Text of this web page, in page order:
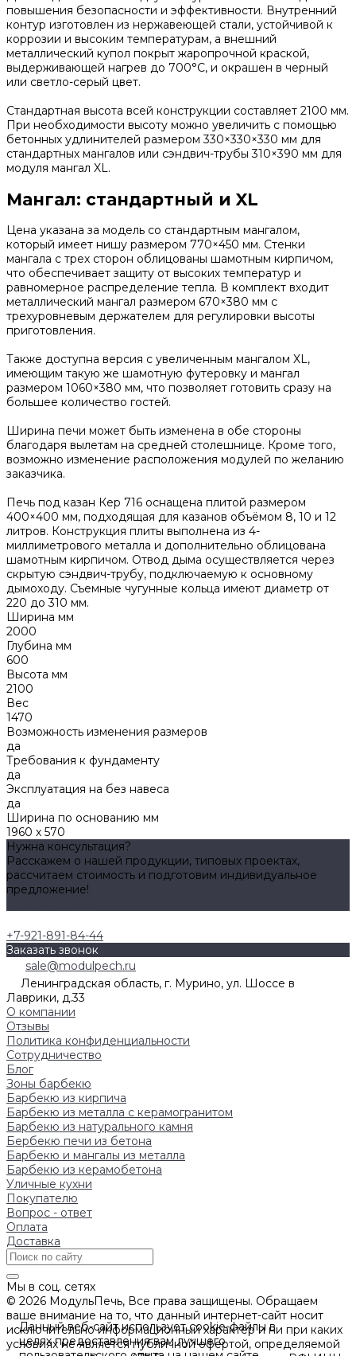
повышения безопасности и эффективности. Внутренний
контур изготовлен из нержавеющей стали, устойчивой к
коррозии и высоким температурам, а внешний
металлический купол покрыт жаропрочной краской,
выдерживающей нагрев до 700°C, и окрашен в черный
или светло-серый цвет.
Стандартная высота всей конструкции составляет 2100 мм.
При необходимости высоту можно увеличить с помощью
бетонных удлинителей размером 330×330×330 мм для
стандартных мангалов или сэндвич-трубы 310×390 мм для
модуля мангал XL.
Мангал: стандартный и XL
Цена указана за модель со стандартным мангалом,
который имеет нишу размером 770×450 мм. Стенки
мангала с трех сторон облицованы шамотным кирпичом,
что обеспечивает защиту от высоких температур и
равномерное распределение тепла. В комплект входит
металлический мангал размером 670×380 мм с
трехуровневым держателем для регулировки высоты
приготовления.
Также доступна версия с увеличенным мангалом XL,
имеющим такую же шамотную футеровку и мангал
размером 1060×380 мм, что позволяет готовить сразу на
большее количество гостей.
Ширина печи может быть изменена в обе стороны
благодаря вылетам на средней столешнице. Кроме того,
возможно изменение расположения модулей по желанию
заказчика.
Печь под казан Кер 716 оснащена плитой размером
400×400 мм, подходящая для казанов объёмом 8, 10 и 12
литров. Конструкция плиты выполнена из 4-
миллиметрового металла и дополнительно облицована
шамотным кирпичом. Отвод дыма осуществляется через
скрытую сэндвич-трубу, подключаемую к основному
дымоходу. Съемные чугунные кольца имеют диаметр от
220 до 310 мм.
Ширина мм
2000
Глубина мм
600
Высота мм
2100
Вес
1470
Возможность изменения размеров
да
Требования к фундаменту
да
Эксплуатация на без навеса
да
Ширина по основанию мм
1960 х 570
Нужна консультация?
Расскажем о нашей продукции, типовых проектах,
рассчитаем стоимость и подготовим индивидуальное
предложение!
+7-921-891-84-44
Заказать звонок
sale@modulpech.ru
Ленинградская область, г. Мурино, ул. Шоссе в
Лаврики, д.33
О компании
Отзывы
Политика конфиденциальности
Сотрудничество
Блог
Зоны барбекю
Барбекю из кирпича
Барбекю из металла с керамогранитом
Барбекю из натурального камня
Бербекю печи из бетона
Барбекю и мангалы из металла
Барбекю из керамобетона
Уличные кухни
Покупателю
Вопрос - ответ
Оплата
Доставка
Мы в соц. сетях
© 2026 МодульПечь, Все права защищены. Обращаем
ваше внимание на то, что данный интернет-сайт носит
исключительно информационный характер и ни при каких
условиях не является публичной офертой, определяемой
Данный веб-сайт использует cookie-файлы в
целях предоставления вам лучшего